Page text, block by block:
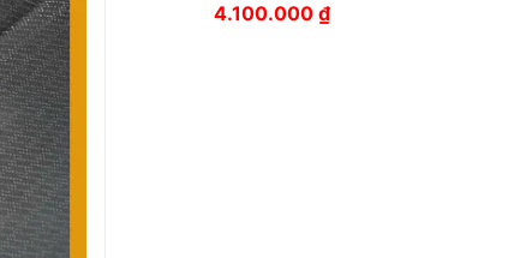
4.100.000 ₫